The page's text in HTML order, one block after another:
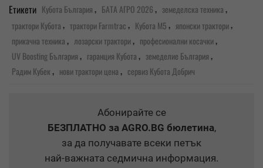
Етикети Кубота България, БАТА АГРО 2026, земеделска техника,
трактори Кубота, трактори Farmtrac, Кубота M5, японски трактори,
прикачна техника, лозарски трактори, професионални косачки,
UV Boosting България, гаранция Кубота, земеделие България,
Радим Кубек, нови трактори цена, сервиз Кубота Добрич
Абонирайте се
БЕЗПЛАТНО за AGRO.BG бюлетина,
за да получавате всеки петък
най-важната седмична информация.